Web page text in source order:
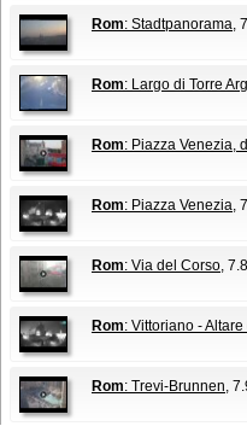
Rom: Stadtpanorama,
Rom: Largo di Torre
Rom: Piazza Venezia,
Rom: Piazza Venezia,
Rom: Via del Corso,
Rom: Vittoriano -
Rom: Trevi-Brunnen,